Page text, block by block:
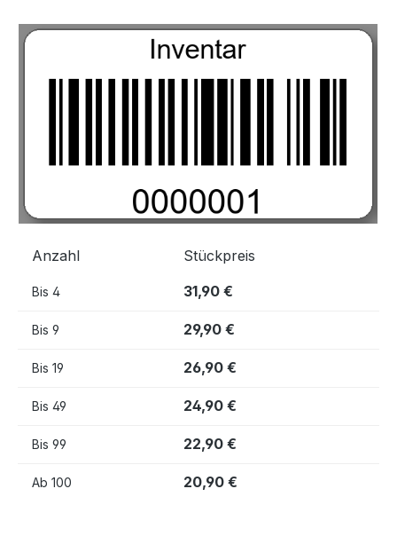
Bildergalerie überspringen
Anzahl Stückpreis
Bis 4 31,90 €
Bis 9 29,90 €
Bis 19 26,90 €
Bis 49 24,90 €
Bis 99 22,90 €
Ab 100 20,90 €